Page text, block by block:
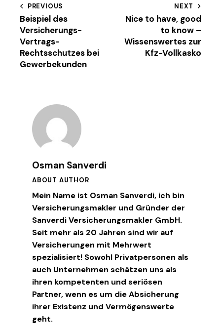
Beitragsnavigation
PREVIOUS
Beispiel des
Versicherungs-
Vertrags-
Rechtsschutzes bei
Gewerbekunden
NEXT
Nice to have, good
to know –
Wissenswertes zur
Kfz-Vollkasko
Osman Sanverdi
ABOUT AUTHOR
Mein Name ist Osman Sanverdi, ich bin
Versicherungsmakler und Gründer der
Sanverdi Versicherungsmakler GmbH.
Seit mehr als 20 Jahren sind wir auf
Versicherungen mit Mehrwert
spezialisiert! Sowohl Privatpersonen als
auch Unternehmen schätzen uns als
ihren kompetenten und seriösen
Partner, wenn es um die Absicherung
ihrer Existenz und Vermögenswerte
geht.